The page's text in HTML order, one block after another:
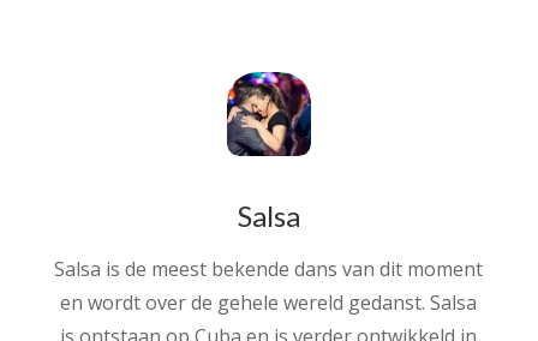
Salsa
Salsa is de meest bekende dans van dit moment
en wordt over de gehele wereld gedanst. Salsa